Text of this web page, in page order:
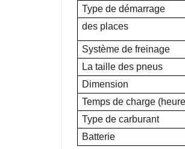
Type de démarrage
des places
Système de freinage
La taille des pneus
Dimension
Temps de charge
Type de carburant
Batterie